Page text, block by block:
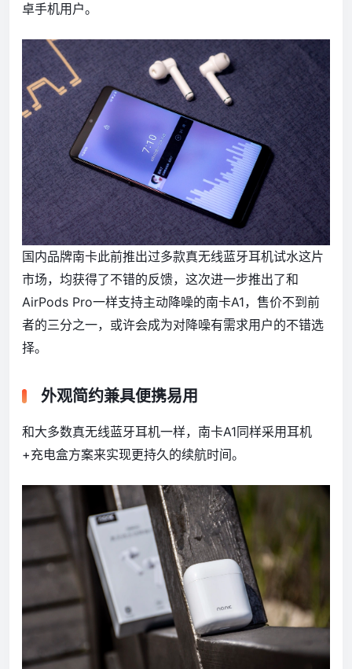
卓手机用户。
国内品牌南卡此前推出过多款真无线蓝牙耳机试水这片
市场，均获得了不错的反馈，这次进一步推出了和
AirPods Pro一样支持主动降噪的南卡A1，售价不到前
者的三分之一，或许会成为对降噪有需求用户的不错选
择。
外观简约兼具便携易用
和大多数真无线蓝牙耳机一样，南卡A1同样采用耳机
+充电盒方案来实现更持久的续航时间。